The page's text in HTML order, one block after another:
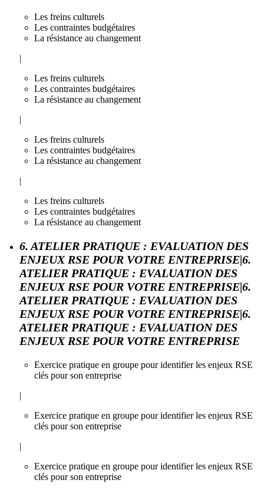
Les freins culturels
Les contraintes budgétaires
La résistance au changement
|
Les freins culturels
Les contraintes budgétaires
La résistance au changement
|
Les freins culturels
Les contraintes budgétaires
La résistance au changement
|
Les freins culturels
Les contraintes budgétaires
La résistance au changement
6. ATELIER PRATIQUE : EVALUATION DES
ENJEUX RSE POUR VOTRE ENTREPRISE|6.
ATELIER PRATIQUE : EVALUATION DES
ENJEUX RSE POUR VOTRE ENTREPRISE|6.
ATELIER PRATIQUE : EVALUATION DES
ENJEUX RSE POUR VOTRE ENTREPRISE|6.
ATELIER PRATIQUE : EVALUATION DES
ENJEUX RSE POUR VOTRE ENTREPRISE
Exercice pratique en groupe pour identifier les enjeux RSE
clés pour son entreprise
|
Exercice pratique en groupe pour identifier les enjeux RSE
clés pour son entreprise
|
Exercice pratique en groupe pour identifier les enjeux RSE
clés pour son entreprise